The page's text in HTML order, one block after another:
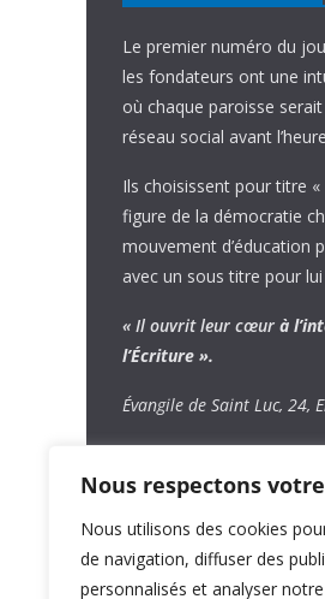
Nous respectons
Nous utilisons des cookies
de navigation, diffuser des
personnalisés et analyser
Le premier numéro du
les fondateurs ont une
où chaque paroisse
réseau social avant
Ils choisissent pour titre
figure de la démocratie
mouvement d’éducation
avec un sous titre pour
« Il ouvrit leur cœur à
l’Écriture ».
Évangile de Saint Luc, 24,